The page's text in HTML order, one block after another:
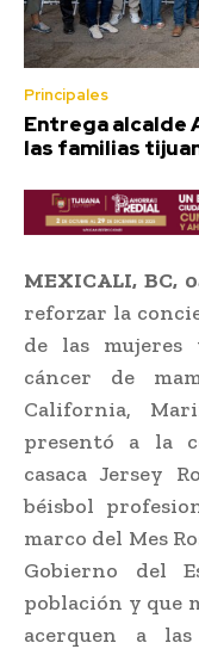
Principales
Entrega alcalde
las familias
MEXICALI, BC,
reforzar la
de las
cáncer de
California,
presentó a la
casaca Jersey
béisbol
marco del Mes
Gobierno del
población y que
acerquen a